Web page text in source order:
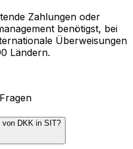
Zahlungen oder
benötigst, bei
Überweisungen
Ländern.
von DKK in SIT?